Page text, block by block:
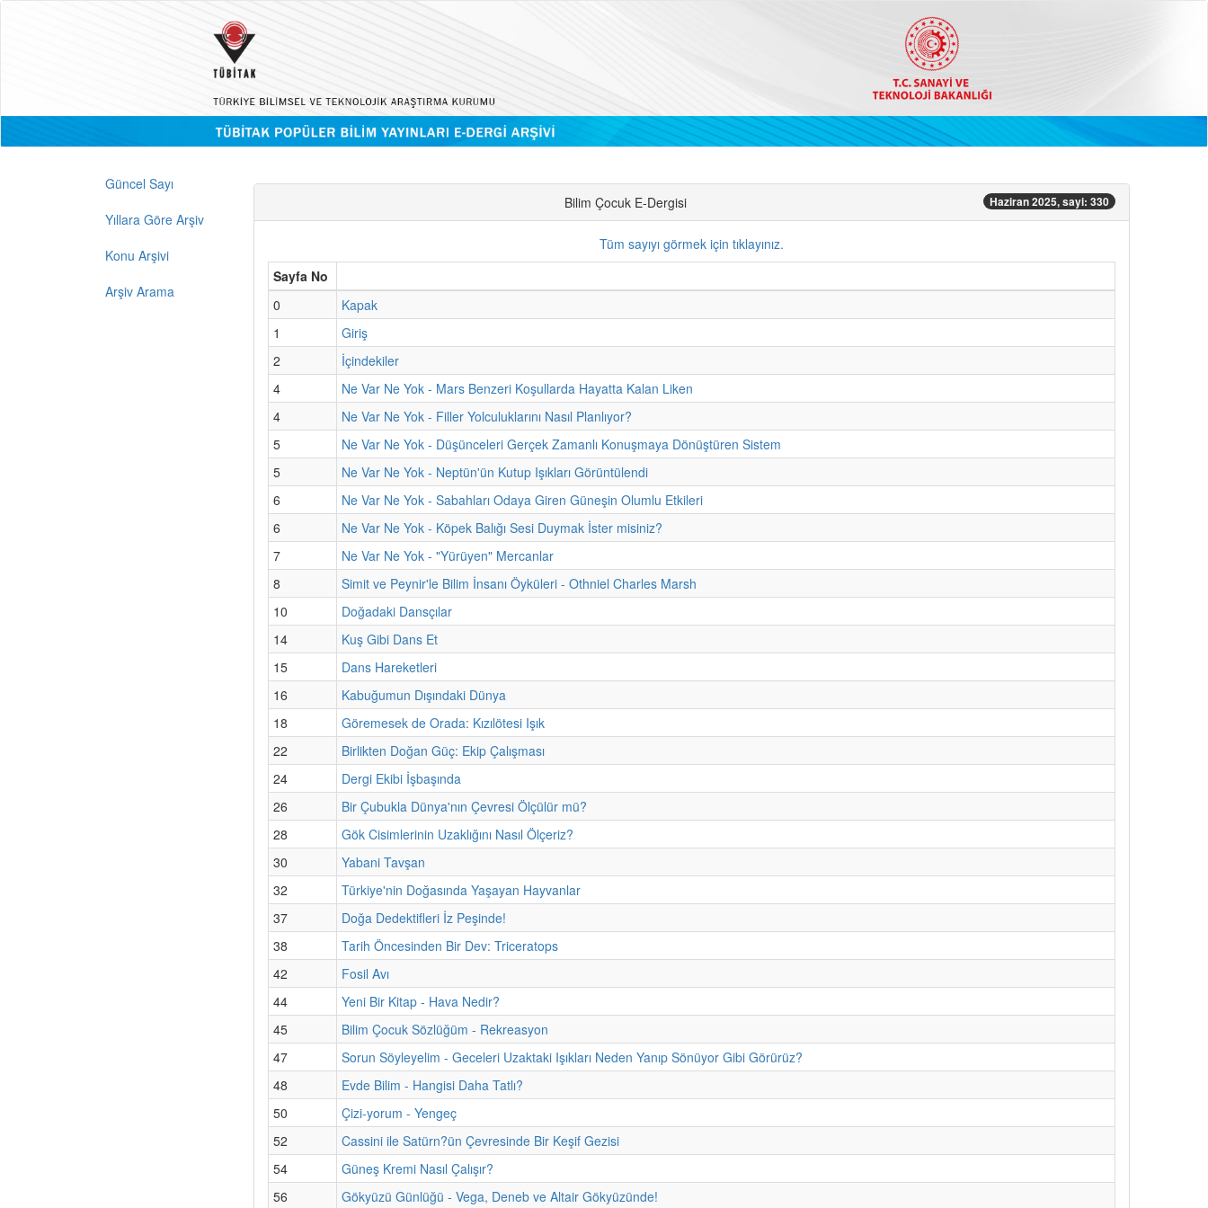
Güncel Sayı
Yıllara Göre Arşiv
Konu Arşivi
Arşiv Arama
Bilim Çocuk E-Dergisi Haziran 2025, sayi: 330
Tüm sayıyı görmek için tıklayınız.
Sayfa No
0
Kapak
1
Giriş
2
İçindekiler
4
Ne Var Ne Yok - Mars Benzeri Koşullarda Hayatta Kalan Liken
4
Ne Var Ne Yok - Filler Yolculuklarını Nasıl Planlıyor?
5
Ne Var Ne Yok - Düşünceleri Gerçek Zamanlı Konuşmaya Dönüştüren Sistem
5
Ne Var Ne Yok - Neptün'ün Kutup Işıkları Görüntülendi
6
Ne Var Ne Yok - Sabahları Odaya Giren Güneşin Olumlu Etkileri
6
Ne Var Ne Yok - Köpek Balığı Sesi Duymak İster misiniz?
7
Ne Var Ne Yok - "Yürüyen" Mercanlar
8
Simit ve Peynir'le Bilim İnsanı Öyküleri - Othniel Charles Marsh
10
Doğadaki Dansçılar
14
Kuş Gibi Dans Et
15
Dans Hareketleri
16
Kabuğumun Dışındaki Dünya
18
Göremesek de Orada: Kızılötesi Işık
22
Birlikten Doğan Güç: Ekip Çalışması
24
Dergi Ekibi İşbaşında
26
Bir Çubukla Dünya'nın Çevresi Ölçülür mü?
28
Gök Cisimlerinin Uzaklığını Nasıl Ölçeriz?
30
Yabani Tavşan
32
Türkiye'nin Doğasında Yaşayan Hayvanlar
37
Doğa Dedektifleri İz Peşinde!
38
Tarih Öncesinden Bir Dev: Triceratops
42
Fosil Avı
44
Yeni Bir Kitap - Hava Nedir?
45
Bilim Çocuk Sözlüğüm - Rekreasyon
47
Sorun Söyleyelim - Geceleri Uzaktaki Işıkları Neden Yanıp Sönüyor Gibi Görürüz?
48
Evde Bilim - Hangisi Daha Tatlı?
50
Çizi-yorum - Yengeç
52
Cassini ile Satürn?ün Çevresinde Bir Keşif Gezisi
54
Güneş Kremi Nasıl Çalışır?
56
Gökyüzü Günlüğü - Vega, Deneb ve Altair Gökyüzünde!